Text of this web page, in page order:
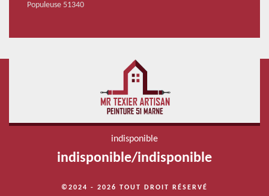
Populeuse 51340
indisponible
indisponible/indisponible
©2024 - 2026 TOUT DROIT RÉSERVÉ